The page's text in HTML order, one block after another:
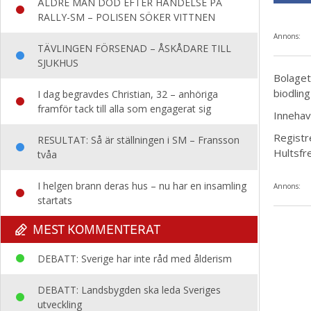
RALLY-SM – POLISEN SÖKER VITTNEN
TÄVLINGEN FÖRSENAD – ÅSKÅDARE TILL
SJUKHUS
I dag begravdes Christian, 32 – anhöriga
framför tack till alla som engagerat sig
RESULTAT: Så är ställningen i SM – Fransson
tvåa
I helgen brann deras hus – nu har en insamling
startats
MEST KOMMENTERAT
DEBATT: Sverige har inte råd med ålderism
DEBATT: Landsbygden ska leda Sveriges
utveckling
Annons:
Annons: